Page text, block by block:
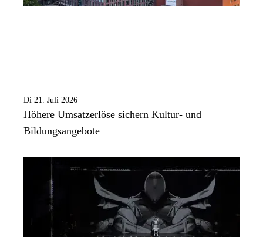
Di 21. Juli 2026
Höhere Umsatzerlöse sichern Kultur- und
Bildungsangebote
Björn Hickmann